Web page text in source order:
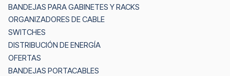
BANDEJAS PARA GABINETES Y RACKS
ORGANIZADORES DE CABLE
SWITCHES
DISTRIBUCIÓN DE ENERGÍA
OFERTAS
BANDEJAS PORTACABLES